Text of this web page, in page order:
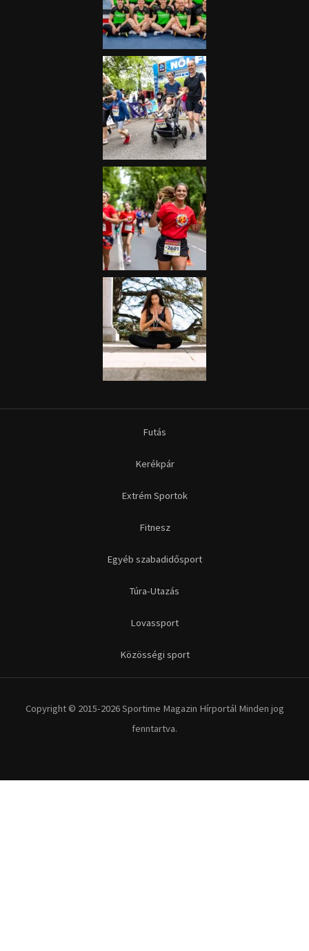
Futás
Kerékpár
Extrém Sportok
Fitnesz
Egyéb szabadidősport
Túra-Utazás
Lovassport
Közösségi sport
Copyright © 2015-2026 Sportime Magazin Hírportál Minden jog
fenntartva.